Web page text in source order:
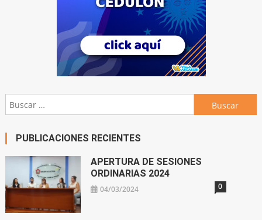
Buscar:
PUBLICACIONES RECIENTES
APERTURA DE SESIONES
ORDINARIAS 2024
04/03/2024 0